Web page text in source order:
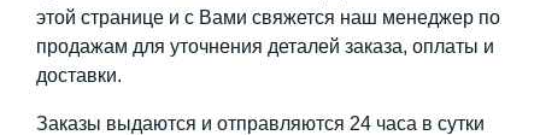
этой странице и с Вами свяжется наш менеджер по
продажам для уточнения деталей заказа, оплаты и
доставки.
Заказы выдаются и отправляются 24 часа в сутки